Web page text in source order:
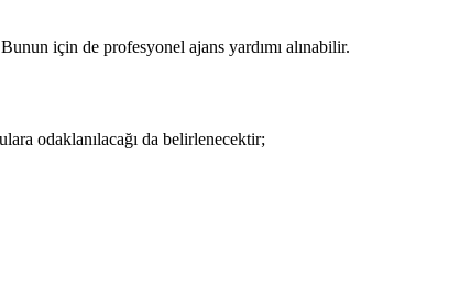
için de profesyonel ajans yardımı alınabilir.
odaklanılacağı da belirlenecektir;